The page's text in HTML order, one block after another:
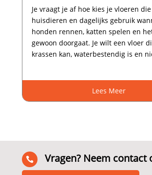
Je vraagt je af hoe kies je vloeren
huisdieren en dagelijks gebruik
honden rennen, katten spelen en
gewoon doorgaat.​ Je wilt een vloer
krassen kan, waterbestendig is en
Lees Meer
 Vragen? Neem contact